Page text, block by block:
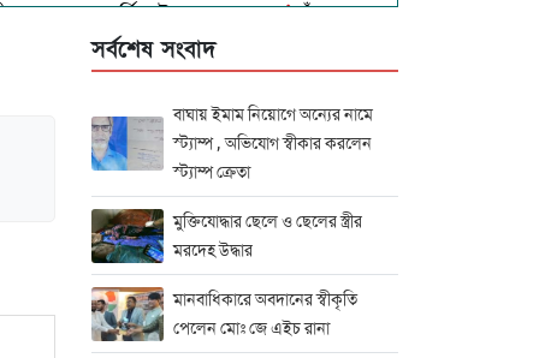
পূর্নিমা উৎসব শুরু চাঁদপুরে বাংলাদেশ আহলে সুন্নাত
সর্বশেষ সংবাদ
বাঘায় ইমাম নিয়োগে অন্যের নামে
স্ট্যাম্প , অভিযোগ স্বীকার করলেন
স্ট্যাম্প ক্রেতা
মুক্তিযোদ্ধার ছেলে ও ছেলের স্ত্রীর
মরদেহ উদ্ধার
মানবাধিকারে অবদানের স্বীকৃতি
পেলেন মোঃ জে এইচ রানা